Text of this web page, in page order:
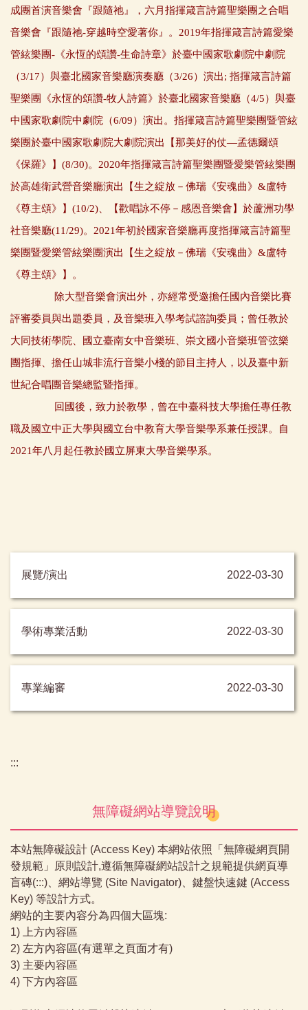
成團首演音樂會『跟隨祂』，六月指揮箴言詩篇聖樂團之合唱
音樂會『跟隨祂-穿越時空愛著你』。2019年指揮箴言詩篇愛樂
管絃樂團-《永恆的頌讚-生命詩章》於臺中國家歌劇院中劇院
（3/17）與臺北國家音樂廳演奏廳（3/26）演出; 指揮箴言詩篇
聖樂團《永恆的頌讚-牧人詩篇》於臺北國家音樂廳（4/5）與臺
中國家歌劇院中劇院（6/09）演出。指揮箴言詩篇聖樂團暨管絃
樂團於臺中國家歌劇院大劇院演出【那美好的仗—孟德爾頌
《保羅》】(8/30)。2020年指揮箴言詩篇聖樂團暨愛樂管絃樂團
於高雄衛武營音樂廳演出【生之綻放－佛瑞《安魂曲》&盧特
《尊主頌》】(10/2)、【歡唱詠不停－感恩音樂會】於蘆洲功學
社音樂廳(11/29)。2021年初於國家音樂廳再度指揮箴言詩篇聖
樂團暨愛樂管絃樂團演出【生之綻放－佛瑞《安魂曲》&盧特
《尊主頌》】。
除大型音樂會演出外，亦經常受邀擔任國內音樂比賽
評審委員與出題委員，及音樂班入學考試諮詢委員；曾任教於
大同技術學院、國立臺南女中音樂班、崇文國小音樂班管弦樂
團指揮、擔任山城非流行音樂小棧的節目主持人，以及臺中新
世紀合唱團音樂總監暨指揮。
回國後，致力於教學，曾在中臺科技大學擔任專任教
職及國立中正大學與國立台中教育大學音樂學系兼任授課。自
2021年八月起任教於國立屏東大學音樂學系。
展覽/演出 2022-03-30
學術專業活動 2022-03-30
專業編審 2022-03-30
:::
無障礙網站導覽說明
本站無障礙設計 (Access Key) 本網站依照「無障礙網頁開
發規範」原則設計,遵循無障礙網站設計之規範提供網頁導
盲磚(:::)、網站導覽 (Site Navigator)、鍵盤快速鍵 (Access
Key) 等設計方式。
網站的主要內容分為四個大區塊:
1) 上方內容區
2) 左方內容區(有選單之頁面才有)
3) 主要內容區
4) 下方內容區